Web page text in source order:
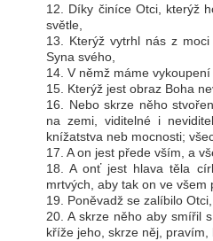
12. Díky činíce Otci, kterýž
světle,
13. Kterýž vytrhl nás z
Syna svého,
14. V němž máme
15. Kterýž jest obraz Boha
16. Nebo skrze něho
na zemi, viditelné i
knížatstva neb mocnosti;
17. A on jest přede vším, a
18. A onť jest hlava těla
mrtvých, aby tak on ve všem
19. Poněvadž se zalíbilo
20. A skrze něho aby smířil
kříže jeho, skrze něj,